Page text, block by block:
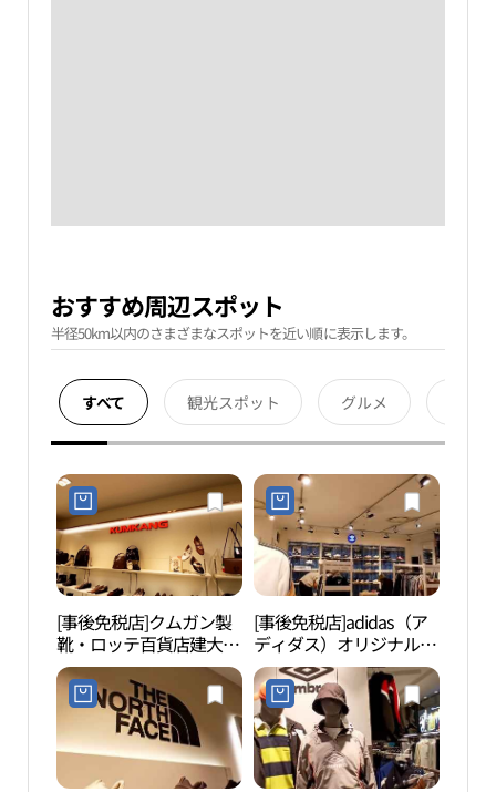
おすすめ周辺スポット
半径50km以内のさまざまなスポットを近い順に表示します。
すべて 観光スポット グルメ
[事後免税店]クムガン製
靴・ロッテ百貨店建大
（コンデ）スターシティ
店(금강제화 롯데백화점
건대스타시티점)
[事後免税店]adidas（ア
ディダス）オリジナル
ス・ロッテ百貨店建大
（コンデ）スターシティ
店(아디다스오리지널스
롯데백화점 건대스타시
티점)